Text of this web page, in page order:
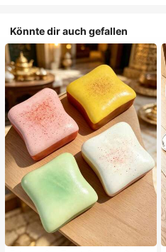
Könnte dir auch gefallen